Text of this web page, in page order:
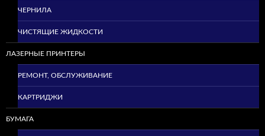
ЧЕРНИЛА
ЧИСТЯЩИЕ ЖИДКОСТИ
ЛАЗЕРНЫЕ ПРИНТЕРЫ
РЕМОНТ, ОБСЛУЖИВАНИЕ
КАРТРИДЖИ
БУМАГА